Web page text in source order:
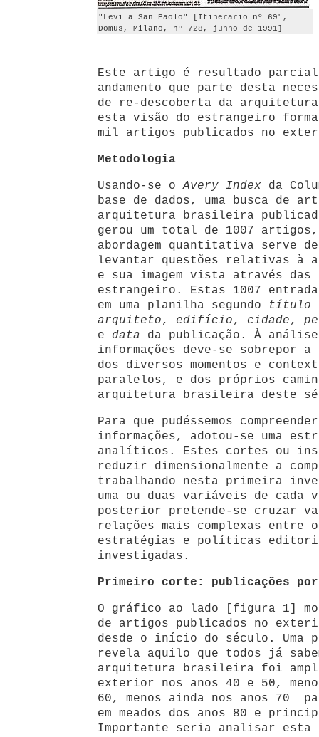
"Levi a San Paolo" [Itinerario nº 69",
Domus, Milano, nº 728, junho de 1991]
Este artigo é resultado parcial
andamento que parte desta
de re-descoberta da
esta visão do estrangeiro
mil artigos publicados no
Metodologia
Usando-se oAvery Index da
base de dados, uma busca de
arquitetura brasileira
gerou um total de 1007
abordagem quantitativa serve
levantar questões relativas à
e sua imagem vista através das
estrangeiro. Estas 1007
em uma planilha segundo
título
arquiteto, edifício, cidade,
e data da publicação. À
informações deve-se sobrepor
dos diversos momentos e
paralelos, e dos próprios
arquitetura brasileira deste
Para que pudéssemos
informações, adotou-se uma
analíticos. Estes cortes ou
reduzir dimensionalmente a
trabalhando nesta primeira
uma ou duas variáveis de cada
posterior pretende-se cruzar
relações mais complexas entre
estratégias e políticas
investigadas.
Primeiro corte: publicações
O gráfico ao lado [figura 1]
de artigos publicados no
desde o início do século. Uma
revela aquilo que todos já
arquitetura brasileira foi
exterior nos anos 40 e 50,
60, menos ainda nos anos 70
em meados dos anos 80 e
Importante seria analisar esta